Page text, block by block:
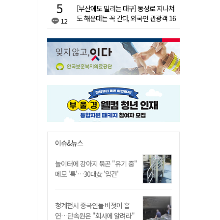
12
[부산에도 밀리는 대구] 동성로 지나쳐
도 해운대는 꼭 간다, 외국인 관광객 16
이슈&뉴스
놀이터에 강아지 묶곤 "유기 중"
메모 '툭'…30대女 '입건'
청계천서 중국인들 버젓이 흡
연…단속원은 "회사에 알려라"